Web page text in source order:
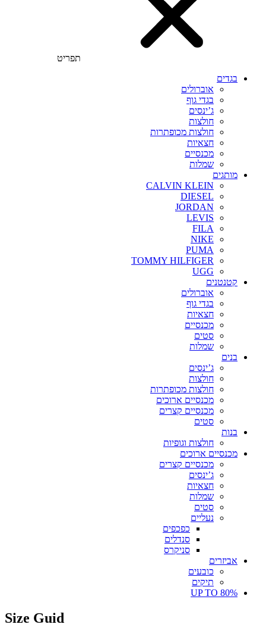
תפריט
בגדים
אוברולים
בגדי גוף
ג’ינסים
חולצות
חולצות מכופתרות
חצאיות
מכנסיים
שמלות
מותגים
CALVIN KLEIN
DIESEL
JORDAN
LEVIS
FILA
NIKE
PUMA
TOMMY HILFIGER
UGG
קטנטנים
אוברולים
בגדי גוף
חצאיות
מכנסיים
סטים
שמלות
בנים
ג’ינסים
חולצות
חולצות מכופתרות
מכנסיים ארוכים
מכנסיים קצרים
סטים
בנות
חולצות וגופיות
מכנסיים ארוכים
מכנסיים קצרים
ג’ינסים
חצאיות
שמלות
סטים
נעליים
כפכפים
סנדלים
סניקרס
אביזרים
כובעים
תיקים
UP TO 80%
Size Guid